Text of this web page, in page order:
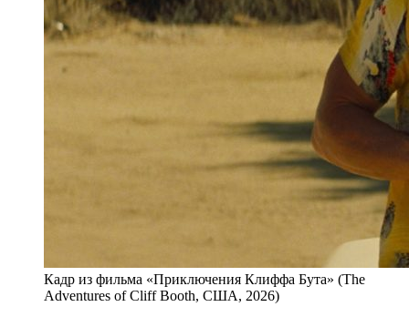
Кадр из фильма «Приключения Клиффа Бута» (The
Adventures of Cliff Booth, США, 2026)